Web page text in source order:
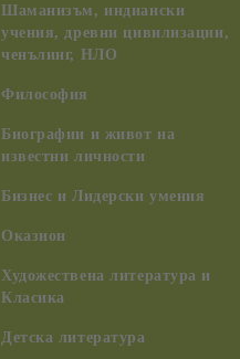
Шаманизъм, индиански
учения, древни цивилизации,
ченълинг, НЛО
Философия
Биографии и живот на
известни личности
Бизнес и Лидерски умения
Оказион
Художествена литература и
Класика
Детска литература